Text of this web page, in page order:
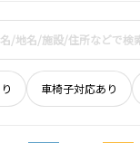
車椅子対応あり